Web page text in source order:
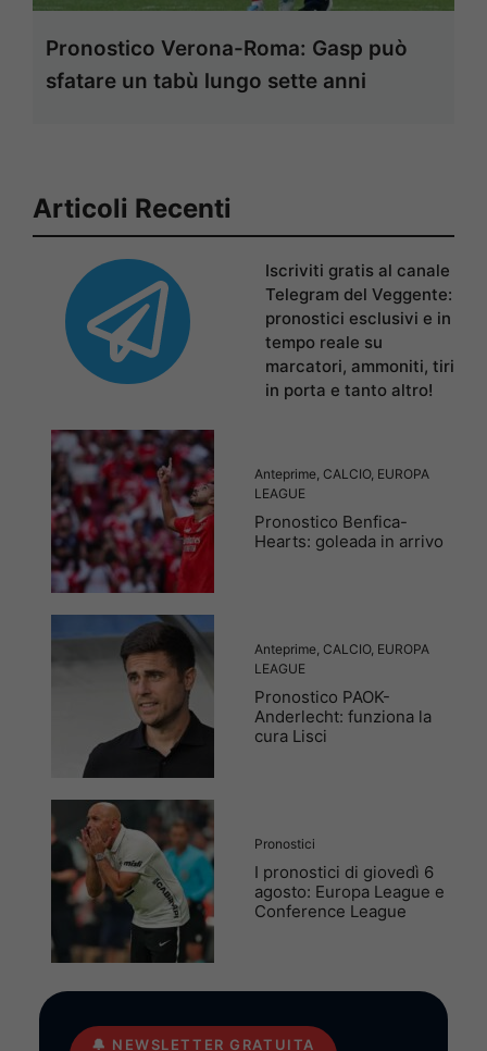
Pronostico Verona-Roma: Gasp può
sfatare un tabù lungo sette anni
Articoli Recenti
Iscriviti gratis al canale
Telegram del Veggente:
pronostici esclusivi e in
tempo reale su
marcatori, ammoniti, tiri
in porta e tanto altro!
Anteprime, CALCIO, EUROPA
LEAGUE
Pronostico Benfica-
Hearts: goleada in arrivo
Anteprime, CALCIO, EUROPA
LEAGUE
Pronostico PAOK-
Anderlecht: funziona la
cura Lisci
Pronostici
I pronostici di giovedì 6
agosto: Europa League e
Conference League
🔔 NEWSLETTER GRATUITA